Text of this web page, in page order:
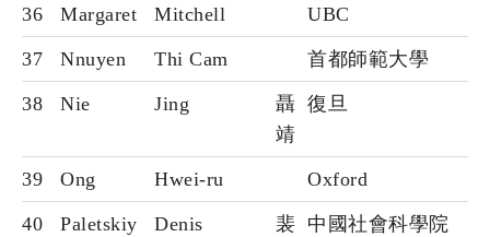
36 Margaret Mitchell UBC
37 Nnuyen Thi Cam 首都師範大學
38 Nie Jing
聶
靖
復旦
39 Ong Hwei-ru Oxford
40 Paletskiy Denis
裴 中國社會科學院